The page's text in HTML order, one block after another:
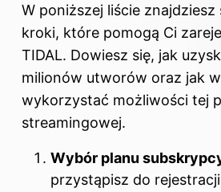
W poniższej liście znajdziesz
kroki, które pomogą Ci
TIDAL. Dowiesz się, jak
milionów utworów oraz jak w
wykorzystać możliwości tej
streamingowej.
Wybór planu
przystąpisz do